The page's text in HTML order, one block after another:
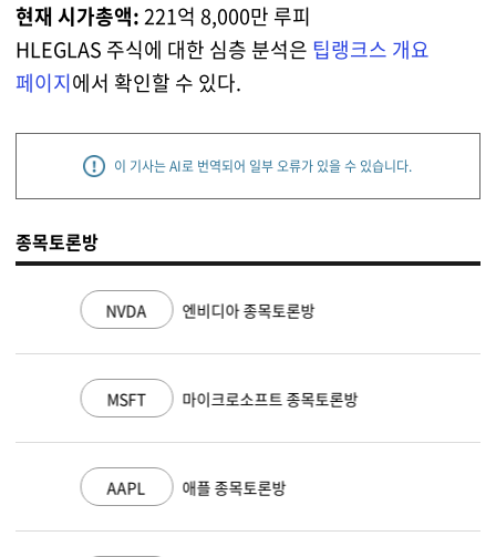
현재 시가총액:221억 8,000만 루피
HLEGLAS 주식에 대한 심층 분석은 팁랭크스 개요
페이지에서 확인할 수 있다.
이 기사는 AI로 번역되어 일부 오류가 있을 수 있습니다.
종목토론방
NVDA 엔비디아 종목토론방
MSFT 마이크로소프트 종목토론방
AAPL 애플 종목토론방